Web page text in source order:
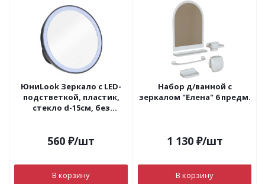
ЮниLook Зеркало с LED-
подстветкой, пластик,
стекло d-15см, без
560 ₽/шт
В корзину
Набор д/ванной с
зеркалом "Елена" 6 предм.
1 130₽/шт
В корзину